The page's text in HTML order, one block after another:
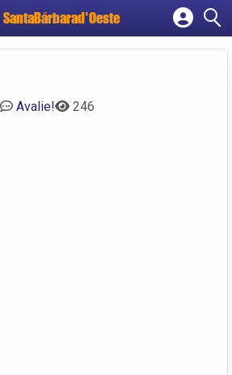
SantaBárbarad'Oeste
Cadastrar empresa
Avalie! 246